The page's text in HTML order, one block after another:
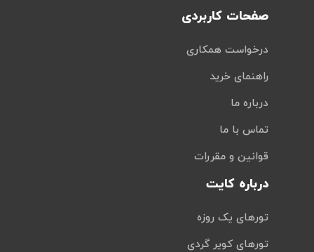
صفحات کاربردی
درخواست همکاری
راهنمای خرید
درباره ما
تماس با ما
قوانین و مقررات
درباره کایت
تورهای یک روزه
تورهای کویر گردی